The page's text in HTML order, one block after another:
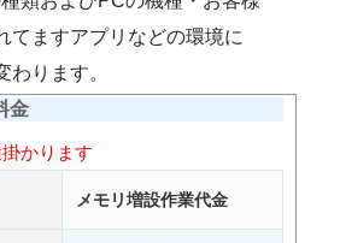
てますアプリなどの環境に
わります。
金
かります
メモリ増設作業代金